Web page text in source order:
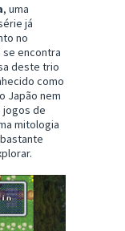
, uma
já
no
encontra
deste trio
como
Japão nem
jogos de
mitologia